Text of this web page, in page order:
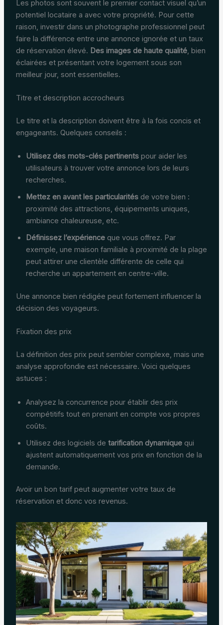
Les photos sont souvent le premier contact visuel qu’un
potentiel locataire a avec votre propriété. Pour cette
raison, investir dans un photographe professionnel peut
faire la différence entre une annonce ignorée et un taux
de réservation élevé. Des images de haute qualité, bien
éclairées et présentant votre logement sous son
meilleur jour, sont essentielles.
Titre et description accrocheurs
Le titre et la description doivent être à la fois concis et
engageants. Quelques conseils :
Utilisez des mots-clés pertinentspour aider les
utilisateurs à trouver votre annonce lors de leurs
recherches.
Mettez en avant les particularitésde votre bien :
proximité des attractions, équipements uniques,
ambiance chaleureuse, etc.
Définissez l’expérienceque vous offrez. Par
exemple, une maison familiale à proximité de la plage
peut attirer une clientèle différente de celle qui
recherche un appartement en centre-ville.
Une annonce bien rédigée peut fortement influencer la
décision des voyageurs.
Fixation des prix
La définition des prix peut sembler complexe, mais une
analyse approfondie est nécessaire. Voici quelques
astuces :
Analysez la concurrence pour établir des prix
compétitifs tout en prenant en compte vos propres
coûts.
Utilisez des logiciels de tarification dynamiquequi
ajustent automatiquement vos prix en fonction de la
demande.
Avoir un bon tarif peut augmenter votre taux de
réservation et donc vos revenus.